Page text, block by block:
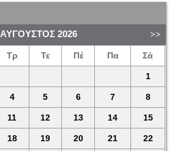
ΑΎΓΟΥΣΤΟΣ 2026
Τρ Τε Πέ Πα Σά
1
4 5 6 7 8
11 12 13 14 15
18 19 20 21 22